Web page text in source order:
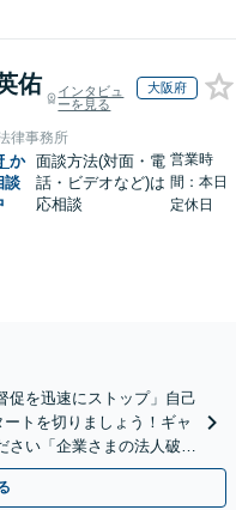
佑
インタビュ
ーを見る
大阪府
律事務所
か
談
面談方法(対面・電
話・ビデオなど)は
応相談
営業時
間：本日
定休日
促を迅速にストップ」自己
トを切りましょう！ギャ
さい「企業さまの法人破産